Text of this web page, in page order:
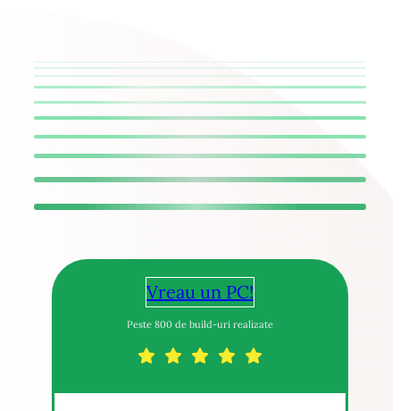
Vreau un PC!
Peste 800 de build-uri realizate